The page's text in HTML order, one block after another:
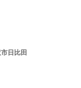
日比田